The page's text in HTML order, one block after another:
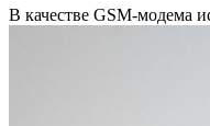
В качестве GSM-модема